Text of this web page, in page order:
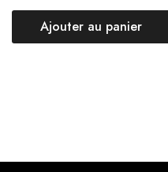
Ajouter au panier